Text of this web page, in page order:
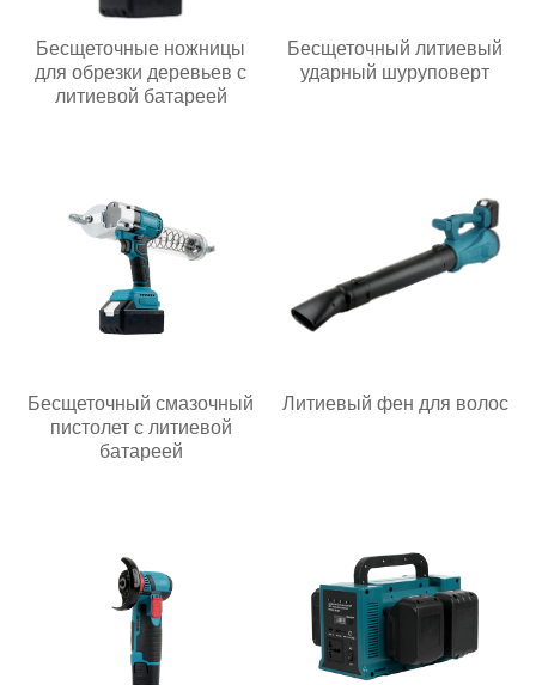
Бесщеточные ножницы
для обрезки деревьев с
литиевой батареей
Бесщеточный литиевый
ударный шуруповерт
Бесщеточный смазочный
пистолет с литиевой
батареей
Литиевый фен для волос